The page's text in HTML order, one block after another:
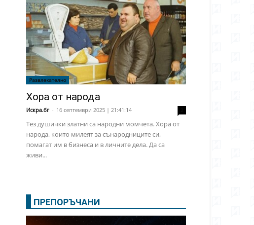
Развлекателно
Хора от народа
Искра.бг - 16 септември 2025 | 21:41:14
Тез душички златни са народни момчета. Хора от
народа, които милеят за сънародниците си,
помагат им в бизнеса и в личните дела. Да са
живи...
ПРЕПОРЪЧАНИ